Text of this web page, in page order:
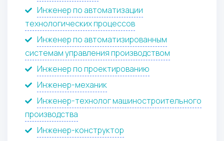
Инженер по автоматизации
технологических процессов
Инженер по автоматизированным
системам управления производством
Инженер по проектированию
Инженер-механик
Инженер-технолог машиностроительного
производства
Инженер-конструктор